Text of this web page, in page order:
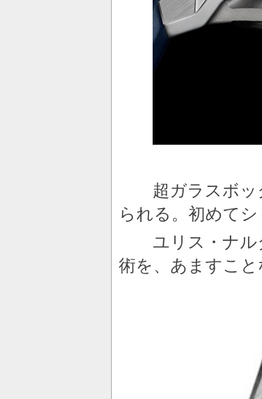
超ガラスボッ
られる。初めて
ユリス・ナル
術を、あますこ